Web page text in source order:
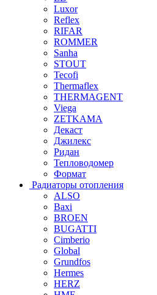
Luxor
Reflex
RIFAR
ROMMER
Sanha
STOUT
Tecofi
Thermaflex
THERMAGENT
Viega
ZETKAMA
Декаст
Джилекс
Ридан
Тепловодомер
Формат
Радиаторы отопления
ALSO
Baxi
BROEN
BUGATTI
Cimberio
Global
Grundfos
Hermes
HERZ